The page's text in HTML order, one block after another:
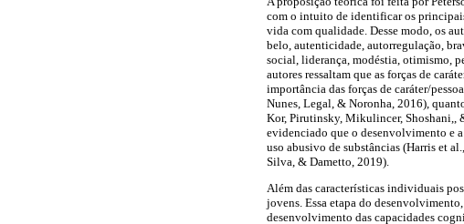
com o intuito de identificar os
vida com qualidade. Desse modo, os
belo, autenticidade, autorregulação,
social, liderança, modéstia, otimismo,
autores ressaltam que as forças de
importância das forças de caráter/
Nunes, Legal, & Noronha, 2016),
Kor, Pirutinsky, Mikulincer, Shoshani,,
evidenciado que o desenvolvimento e
uso abusivo de substâncias (Harris et
Silva, & Dametto, 2019).
Além das características individuais
jovens. Essa etapa do
desenvolvimento das capacidades